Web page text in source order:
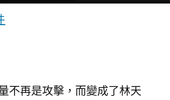
不再是攻擊，而變成了林天